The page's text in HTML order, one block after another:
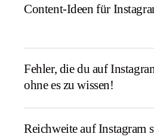
Content-Ideen für
Fehler, die du auf
ohne es zu wissen!
Reichweite auf Instagram